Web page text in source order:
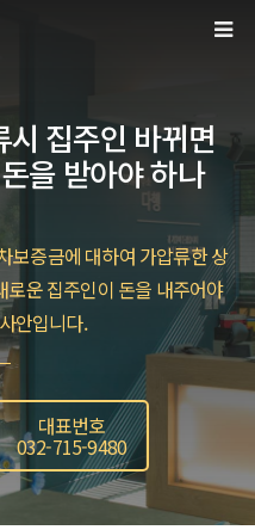
집주인 바뀌면
을 받아야 하나
보증금에 대하여 가압류한 상
로운 집주인이 돈을 내주어야
안입니다.
대표번호
032-715-9480